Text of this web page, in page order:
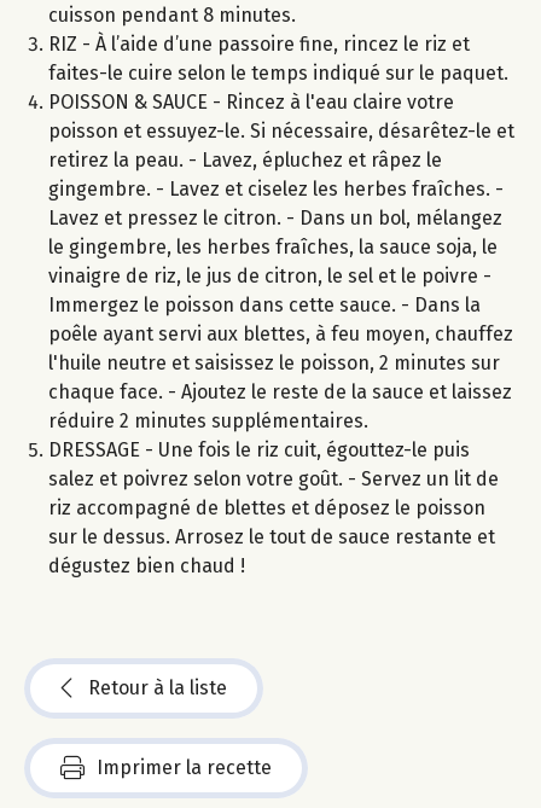
cuisson pendant 8 minutes.
RIZ - À l’aide d’une passoire fine, rincez le riz et
faites-le cuire selon le temps indiqué sur le paquet.
POISSON & SAUCE - Rincez à l'eau claire votre
poisson et essuyez-le. Si nécessaire, désarêtez-le et
retirez la peau. - Lavez, épluchez et râpez le
gingembre. - Lavez et ciselez les herbes fraîches. -
Lavez et pressez le citron. - Dans un bol, mélangez
le gingembre, les herbes fraîches, la sauce soja, le
vinaigre de riz, le jus de citron, le sel et le poivre -
Immergez le poisson dans cette sauce. - Dans la
poêle ayant servi aux blettes, à feu moyen, chauffez
l'huile neutre et saisissez le poisson, 2 minutes sur
chaque face. - Ajoutez le reste de la sauce et laissez
réduire 2 minutes supplémentaires.
DRESSAGE - Une fois le riz cuit, égouttez-le puis
salez et poivrez selon votre goût. - Servez un lit de
riz accompagné de blettes et déposez le poisson
sur le dessus. Arrosez le tout de sauce restante et
dégustez bien chaud !
Retour à la liste
Imprimer la recette